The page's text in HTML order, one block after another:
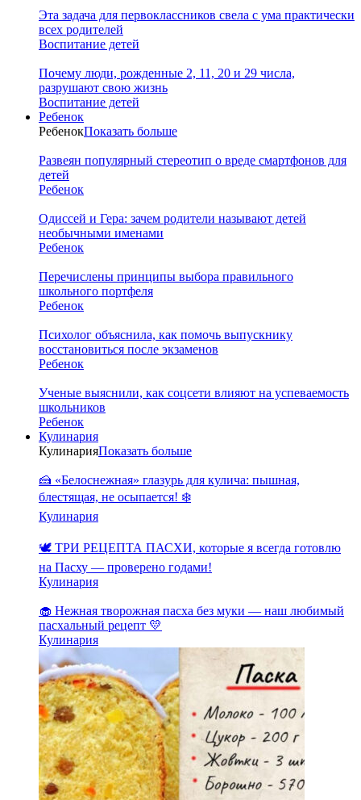
Эта задача для первоклассников свела с ума практически
всех родителей
Воспитание детей
Почему люди, рожденные 2, 11, 20 и 29 числа,
разрушают свою жизнь
Воспитание детей
Ребенок
РебенокПоказать больше
Развеян популярный стереотип о вреде смартфонов для
детей
Ребенок
Одиссей и Гера: зачем родители называют детей
необычными именами
Ребенок
Перечислены принципы выбора правильного
школьного портфеля
Ребенок
Психолог объяснила, как помочь выпускнику
восстановиться после экзаменов
Ребенок
Ученые выяснили, как соцсети влияют на успеваемость
школьников
Ребенок
Кулинария
КулинарияПоказать больше
🍰 «Белоснежная» глазурь для кулича: пышная,
блестящая, не осыпается! ❄️
Кулинария
🕊️ ТРИ РЕЦЕПТА ПАСХИ, которые я всегда готовлю
на Пасху — проверено годами!
Кулинария
🧁 Нежная творожная пасха без муки — наш любимый
пасхальный рецепт 💛
Кулинария